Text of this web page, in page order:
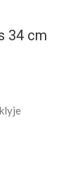
34 cm